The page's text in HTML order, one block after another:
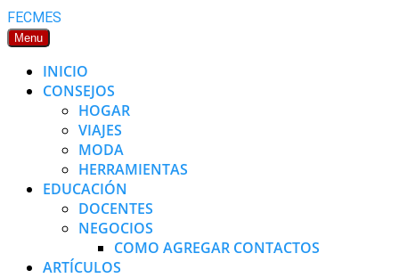
Skip
to
FECMES
Menu
INICIO
CONSEJOS
HOGAR
VIAJES
MODA
HERRAMIENTAS
EDUCACIÓN
DOCENTES
NEGOCIOS
COMO AGREGAR CONTACTOS
ARTÍCULOS